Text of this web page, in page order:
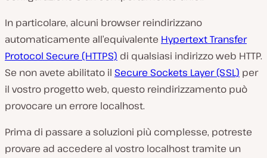
In particolare, alcuni browser reindirizzano
automaticamente all’equivalente Hypertext Transfer
Protocol Secure (HTTPS) di qualsiasi indirizzo web HTTP.
Se non avete abilitato il Secure Sockets Layer (SSL) per
il vostro progetto web, questo reindirizzamento può
provocare un errore localhost.
Prima di passare a soluzioni più complesse, potreste
provare ad accedere al vostro localhost tramite un